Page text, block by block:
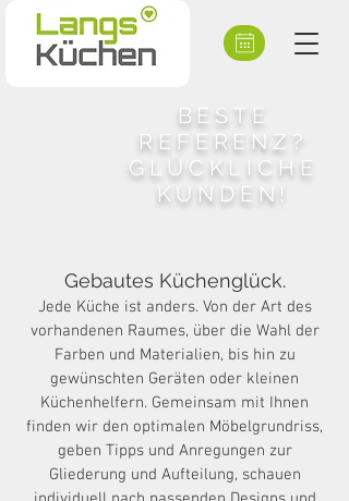
BESTE
REFERENZ?
GLÜCKLICHE
KUNDEN!
Gebautes Küchenglück.
Jede Küche ist anders. Von der Art des
vorhandenen Raumes, über die Wahl der
Farben und Materialien, bis hin zu
gewünschten Geräten oder kleinen
Küchenhelfern. Gemeinsam mit Ihnen
finden wir den optimalen Möbelgrundriss,
geben Tipps und Anregungen zur
Gliederung und Aufteilung, schauen